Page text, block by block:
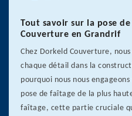
Tout savoir sur la pose
Couverture en Grandrif
Chez Dorkeld Couverture,
chaque détail dans la
pourquoi nous nous
pose de faîtage de la plus
faîtage, cette partie cruciale